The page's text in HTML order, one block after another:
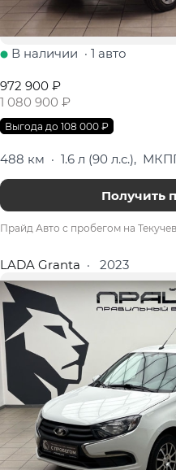
В наличии · 1 авто
972 900 ₽
1 080 900 ₽
Выгода до 108 000 ₽
488 км · 1.6 л (90 л.с.),
Получить
Прайд Авто с пробегом на
LADA Granta · 2023